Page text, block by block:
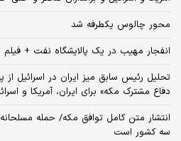
محور چالوس یکطرفه شد
انفجار مهیب در یک پالایشگاه نفت + فیلم
تحلیل رئیس سابق میز ایران در اسرائیل از
دفاع مشترک مکه» برای ایران، آمریکا و
انتشار متن کامل توافق مکه/ حمله
سه کشور است